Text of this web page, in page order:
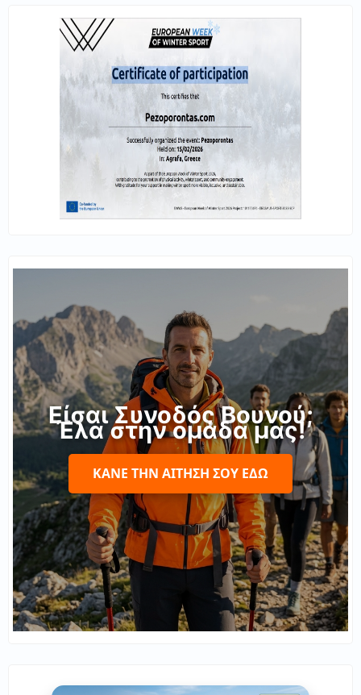
Είσαι Συνοδός Βουνού;
Έλα στην ομάδα μας!
ΚΆΝΕ ΤΗΝ ΑΊΤΗΣΉ ΣΟΥ ΕΔΏ